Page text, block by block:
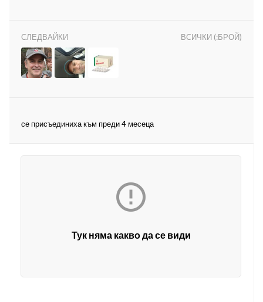
СЛЕДВАЙКИ ВСИЧКИ (:БРОЙ)
се присъединиха към преди 4 месеца

Тук няма какво да се види